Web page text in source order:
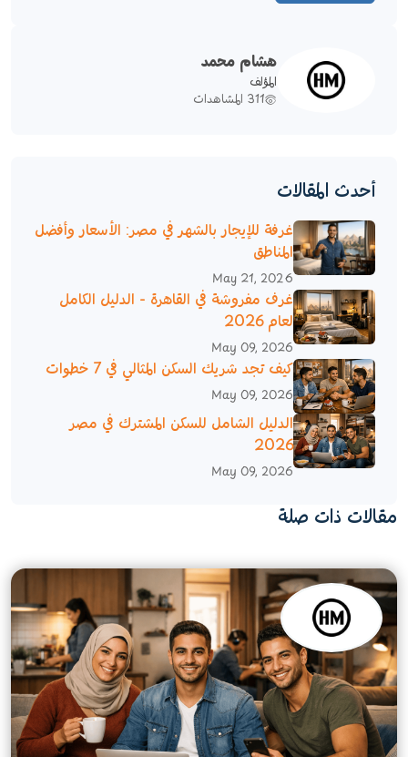
هشام محمد
المؤلف
311 المشاهدات
أحدث المقالات
غرفة للإيجار بالشهر في مصر: الأسعار وأفضل
المناطق
May 21, 2026
غرف مفروشة في القاهرة - الدليل الكامل
لعام 2026
May 09, 2026
كيف تجد شريك السكن المثالي في 7 خطوات
May 09, 2026
الدليل الشامل للسكن المشترك في مصر
2026
May 09, 2026
مقالات ذات صلة